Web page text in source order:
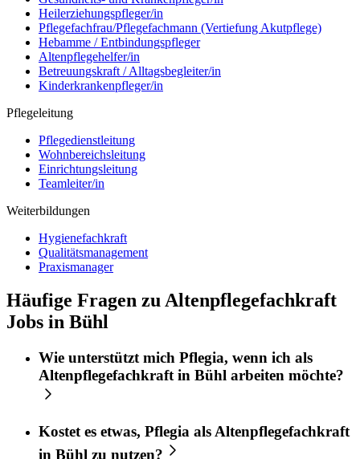
Heilerziehungspfleger/in
Pflegefachfrau/Pflegefachmann (Vertiefung Akutpflege)
Hebamme / Entbindungspfleger
Altenpflegehelfer/in
Betreuungskraft / Alltagsbegleiter/in
Kinderkrankenpfleger/in
Pflegeleitung
Pflegedienstleitung
Wohnbereichsleitung
Einrichtungsleitung
Teamleiter/in
Weiterbildungen
Hygienefachkraft
Qualitätsmanagement
Praxismanager
Häufige Fragen zu Altenpflegefachkraft
Jobs in Bühl
Wie unterstützt mich Pflegia, wenn ich als
Altenpflegefachkraftin Bühl arbeiten möchte?
Kostet es etwas, Pflegia als Altenpflegefachkraft
in Bühl zu nutzen?